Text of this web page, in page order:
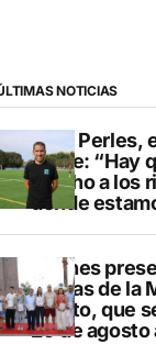
NOTICIAS
Pere Perles,
Calpe: “Hay
mucho a los
dónde
Duanes
fiestas de la
Loreto, que
29 de agosto